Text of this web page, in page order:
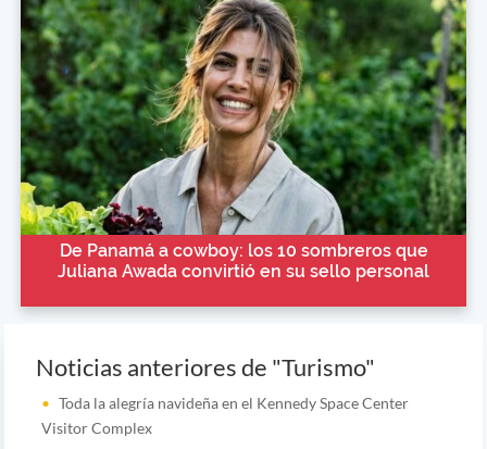
De Panamá a cowboy: los 10 sombreros que
Juliana Awada convirtió en su sello personal
Noticias anteriores de "Turismo"
Toda la alegría navideña en el Kennedy Space Center
Visitor Complex